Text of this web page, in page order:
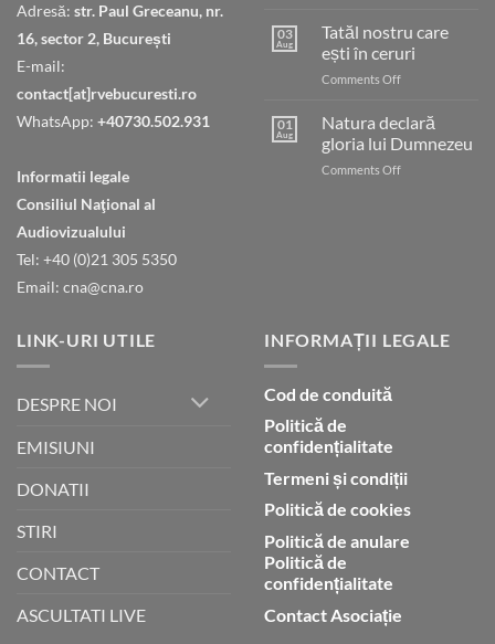
Adresă: str. Paul Greceanu, nr.
16, sector 2, București
E-mail:
contact[at]rvebucuresti.ro
WhatsApp: +40730.502.931
Informatii legale
Consiliul Naţional al
Audiovizualului
Tel: +40 (0)21 305 5350
Email: cna@cna.ro
03
Aug
Tatăl nostru care
ești în ceruri
Comments Offon
nostru
ești
în
01
Aug
Natura declară
gloria lui Dumnezeu
Comments Offon
LINK-URI UTILE
DESPRE NOI
EMISIUNI
DONATII
STIRI
CONTACT
ASCULTATI LIVE
INFORMAȚII LEGALE
Cod de conduită
Politică de
confidențialitate
Termeni și condiții
Politică de cookies
Politică de anulare
Politică de
confidențialitate
Contact Asociație